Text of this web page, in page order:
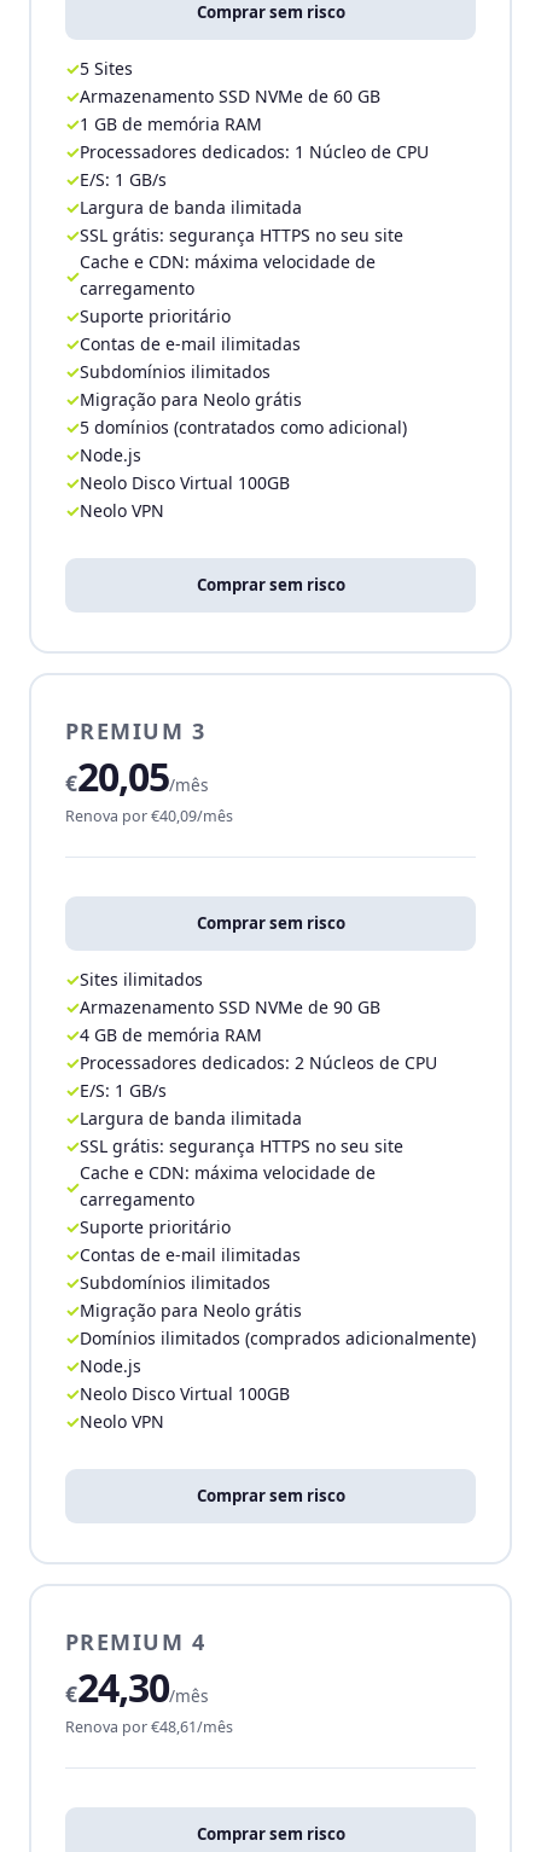
Comprar sem risco
5 Sites
Armazenamento SSD NVMe de 60 GB
1 GB de memória RAM
Processadores dedicados: 1 Núcleo de CPU
E/S: 1 GB/s
Largura de banda ilimitada
SSL grátis: segurança HTTPS no seu site
Cache e CDN: máxima velocidade de
carregamento
Suporte prioritário
Contas de e-mail ilimitadas
Subdomínios ilimitados
Migração para Neolo grátis
5 domínios (contratados como adicional)
Node.js
Neolo Disco Virtual 100GB
Neolo VPN
Comprar sem risco
PREMIUM 3
€20,05/mês
Renova por €40,09/mês
Comprar sem risco
Sites ilimitados
Armazenamento SSD NVMe de 90 GB
4 GB de memória RAM
Processadores dedicados: 2 Núcleos de CPU
E/S: 1 GB/s
Largura de banda ilimitada
SSL grátis: segurança HTTPS no seu site
Cache e CDN: máxima velocidade de
carregamento
Suporte prioritário
Contas de e-mail ilimitadas
Subdomínios ilimitados
Migração para Neolo grátis
Domínios ilimitados (comprados adicionalmente)
Node.js
Neolo Disco Virtual 100GB
Neolo VPN
Comprar sem risco
PREMIUM 4
€24,30/mês
Renova por €48,61/mês
Comprar sem risco